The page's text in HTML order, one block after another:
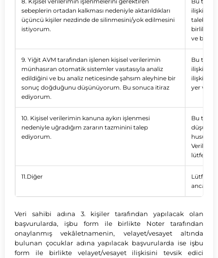
sebeplerin ortadan kalkması nedeniyle aktarıldıkları
üçüncü kişiler nezdinde de silinmesini/yok edilmesini
istiyorum.
ilişkin
birlikte
ve
9. Yiğit AVM tarafından işlenen kişisel verilerimin
münhasıran otomatik sistemler vasıtasıyla analiz
edildiğini ve bu analiz neticesinde şahsım aleyhine bir
sonuç doğduğunu düşünüyorum. Bu sonuca itiraz
ediyorum.
Bu
ilişkin
ilişkin
yer
10. Kişisel verilerimin kanuna aykırı işlenmesi
nedeniyle uğradığım zararın tazminini talep
ediyorum.
Bu
Verilerin
lütfen
11.Diğer
Lütfen
ancak
Veri sahibi adına 3. kişiler tarafından yapılacak olan
başvurularda, işbu form ile birlikte Noter tarafından
onaylanmış vekâletnamenin, velayet/vesayet altında
bulunan çocuklar adına yapılacak başvurularda ise işbu
form ile birlikte velayet/vesayet ilişkisini tevsik edici